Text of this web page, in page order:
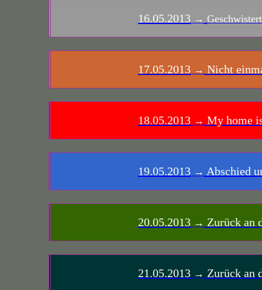
16.05.2013 →
17.05.2013 → Nicht
18.05.2013 → My home
19.05.2013 → Abschied
20.05.2013 → Zurück an
21.05.2013 → Zurück an